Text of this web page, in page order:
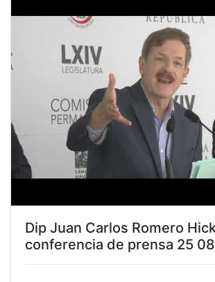
Dip Juan Carlos Romero
conferencia de prensa 25